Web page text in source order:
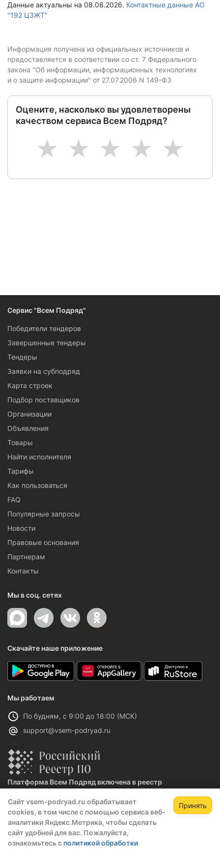
Сайт vsem-podryad.ru обрабатывает
cookies, в том числе с помощью сервиса веб-
аналитики Яндекс.Метрика, чтобы сделать
сайт удобней для вас. Пожалуйста,
ознакомьтесь с политикой обработки
Принять
Данные актуальны на 08.08.2026. Контактные данные АО
"192 ЦЗЖТ"
Информация получена из официальных источников и
предоставляется в соответствии со ст. 7 Федерального
закона "Об информации, информационных технологиях
и о защите информации" от 27.07.2006 N 149-ФЗ
Оцените, насколько вы удовлетворены
качеством сервиса Всем Подряд?
5
4
3
2
1
Сервис "Всем Подряд"
Победители тендеров
Завершенные тендеры
Тендеры
Заявки на субподряд
Карта строек
Подбор поставщиков
Организации
Объявления
Товары
Найти исполнителя
Тарифы
Как пользоваться
FAQ
Популярные запросы
Новости
Правовые основания
Партнерам
Контакты
Мы в соц. сетях
Скачайте наше приложение
Мы работаем
По будням, с 9:00 до 18:00 (МСК)
support@vsem-podryad.ru
Платформа Всем Подряд включена в реестр
Реестровая запись №32021 от 06.02.2026
Политика конфиденциальности